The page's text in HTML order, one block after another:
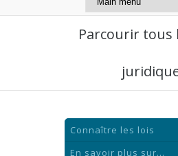
Parcourir tous
Connaître les lois
En savoir plus sur...